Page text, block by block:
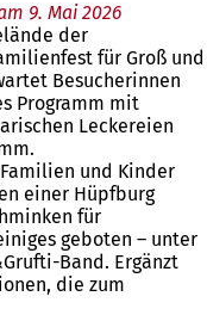
9. Mai 2026
der
für Groß und
Besucherinnen
Programm mit
Leckereien
und Kinder
einer Hüpfburg
für
geboten – unter
Band. Ergänzt
die zum